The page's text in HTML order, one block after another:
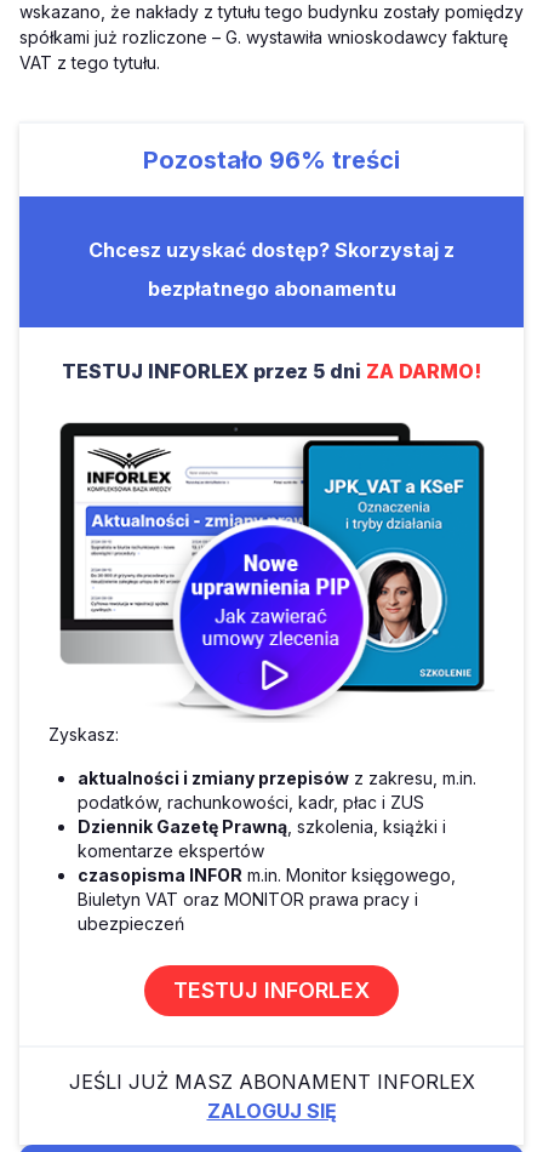
wskazano, że nakłady z tytułu tego budynku zostały pomiędzy
spółkami już rozliczone – G. wystawiła wnioskodawcy fakturę
VAT z tego tytułu.
Pozostało 96% treści
Chcesz uzyskać dostęp? Skorzystaj z
bezpłatnego abonamentu
TESTUJ INFORLEX przez 5 dni ZA DARMO!
Zyskasz:
aktualności i zmiany przepisów z zakresu, m.in.
podatków, rachunkowości, kadr, płac i ZUS
Dziennik Gazetę Prawną , szkolenia, książki i
komentarze ekspertów
czasopisma INFOR m.in. Monitor księgowego,
Biuletyn VAT oraz MONITOR prawa pracy i
ubezpieczeń
TESTUJ INFORLEX
JEŚLI JUŻ MASZ ABONAMENT INFORLEX
ZALOGUJ SIĘ